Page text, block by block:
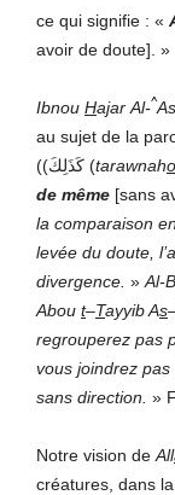
ce qui signifie : «
avoir de doute]. »
Ibnou Hajar Al-^As
كَذَلِكَ)) (tarawnah
de même [sans
la comparaison
levée du doute,
divergence. » Al-
Abou t–Tayyib As
regrouperez pas
vous joindrez
sans direction. »
Notre vision de All
créatures, dans